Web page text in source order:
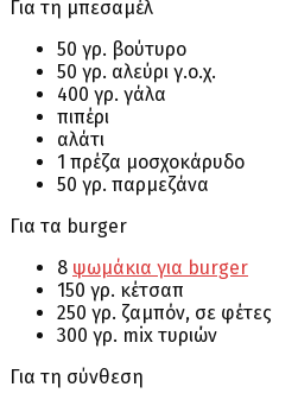
Για τη μπεσαμέλ
50 γρ. βούτυρο
50 γρ. αλεύρι γ.ο.χ.
400 γρ. γάλα
πιπέρι
αλάτι
1 πρέζα μοσχοκάρυδο
50 γρ. παρμεζάνα
Για τα burger
8 ψωμάκια για burger
150 γρ. κέτσαπ
250 γρ. ζαμπόν, σε φέτες
300 γρ. mix τυριών
Για τη σύνθεση